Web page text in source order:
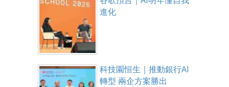
進化
科技園恒生｜推動銀行AI
轉型 兩企方案勝出